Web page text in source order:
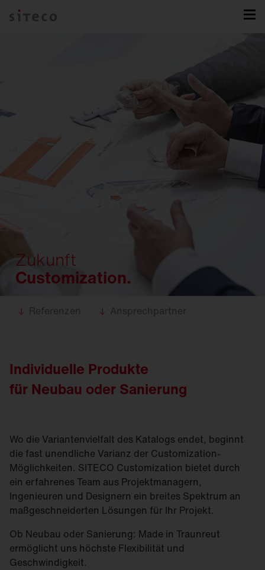
Zukunft
Customization.
Referenzen Ansprechpartner
Individuelle Produkte
für Neubau oder Sanierung
Wo die Variantenvielfalt des Katalogs endet, beginnt
die fast unendliche Varianz der Customization-
Möglichkeiten. SITECO Customization bietet durch
ein erfahrenes Team aus Projektmanagern,
Ingenieuren und Designern ein breites Spektrum an
maßgeschneiderten Lösungen für Ihr Projekt.
Ob Neubau oder Sanierung: Made in Traunreut
ermöglicht uns höchste Flexibilität und
Geschwindigkeit.